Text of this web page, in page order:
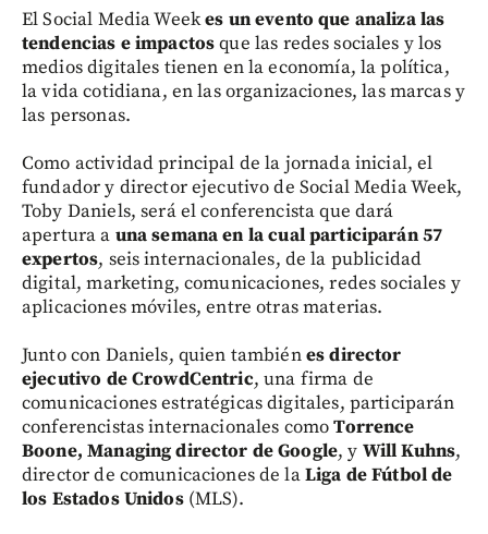
El Social Media Weekes un evento que analiza las
tendencias e impactosque las redes sociales y los
medios digitales tienen en la economía, la política,
la vida cotidiana, en las organizaciones, las marcas y
las personas.
Como actividad principal de la jornada inicial, el
fundador y director ejecutivo de Social Media Week,
Toby Daniels, será el conferencista que dará
apertura a una semana en la cual participarán 57
expertos, seis internacionales, de la publicidad
digital, marketing, comunicaciones, redes sociales y
aplicaciones móviles, entre otras materias.
Junto con Daniels, quien tambiénes director
ejecutivo de CrowdCentric, una firma de
comunicaciones estratégicas digitales, participarán
conferencistas internacionales comoTorrence
Boone, Managing director de Google, y Will Kuhns,
director de comunicaciones de laLiga de Fútbol de
los Estados Unidos(MLS).